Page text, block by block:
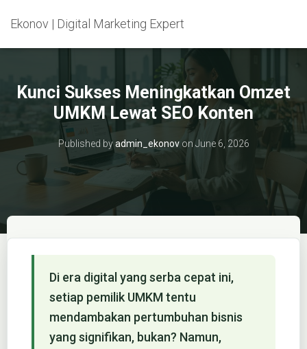
Ekonov | Digital Marketing Expert
Kunci Sukses Meningkatkan Omzet
UMKM Lewat SEO Konten
Published byadmin_ekonovon June 6, 2026
Di era digital yang serba cepat ini,
setiap pemilik UMKM tentu
mendambakan pertumbuhan bisnis
yang signifikan, bukan? Namun,